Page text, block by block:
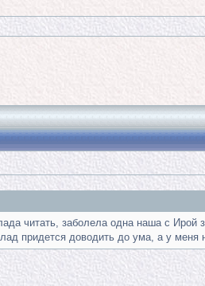
читать, заболела одна наша с Ирой
придется доводить до ума, а у меня